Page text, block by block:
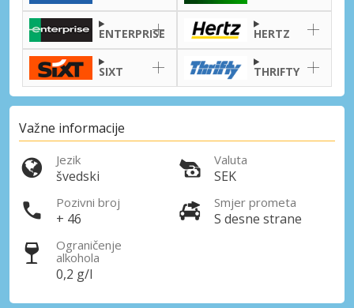
ENTERPRISE HERTZ
SIXT THRIFTY
Važne informacije
Jezik
švedski
Valuta
SEK
Pozivni broj
+ 46
Smjer prometa
S desne strane
Ograničenje
alkohola
0,2 g/l